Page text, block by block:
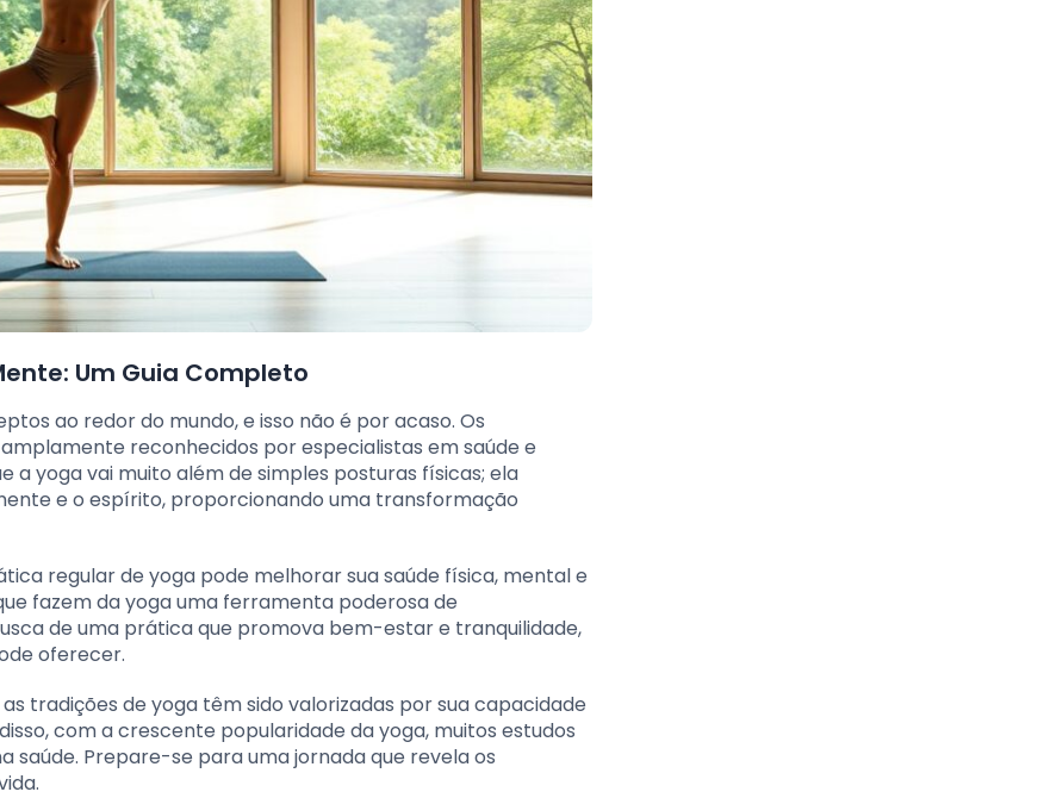
Um Guia Completo
ao redor do mundo, e isso não é por acaso. Os
reconhecidos por especialistas em saúde e
a yoga vai muito além de simples posturas físicas; ela
e o espírito, proporcionando uma transformação
regular de yoga pode melhorar sua saúde física, mental e
fazem da yoga uma ferramenta poderosa de
de uma prática que promova bem-estar e tranquilidade,
oferecer.
tradições de yoga têm sido valorizadas por sua capacidade
com a crescente popularidade da yoga, muitos estudos
saúde. Prepare-se para uma jornada que revela os